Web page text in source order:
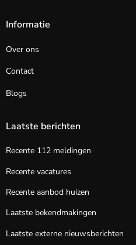
Informatie
Over ons
Contact
Blogs
Laatste berichten
Recente 112 meldingen
Recente vacatures
Recente aanbod huizen
Laatste bekendmakingen
Laatste externe nieuwsberichten